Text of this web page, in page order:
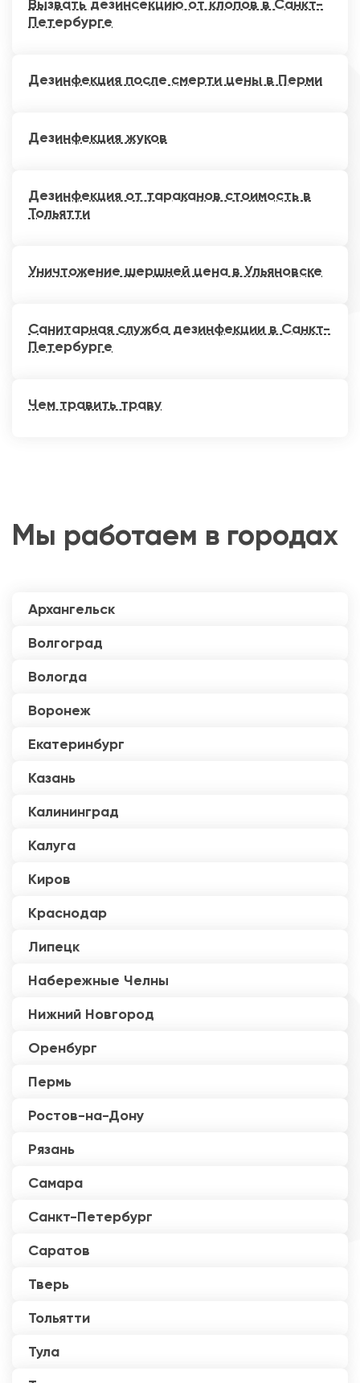
Вызвать дезинсекцию от клопов в Санкт-
Петербурге
Дезинфекция после смерти цены в Перми
Дезинфекция жуков
Дезинфекция от тараканов стоимость в
Тольятти
Уничтожение шершней цена в Ульяновске
Санитарная служба дезинфекции в Санкт-
Петербурге
Чем травить траву
Мы работаем в городах
Архангельск
Волгоград
Вологда
Воронеж
Екатеринбург
Казань
Калининград
Калуга
Киров
Краснодар
Липецк
Набережные Челны
Нижний Новгород
Оренбург
Пермь
Ростов-на-Дону
Рязань
Самара
Санкт-Петербург
Саратов
Тверь
Тольятти
Тула